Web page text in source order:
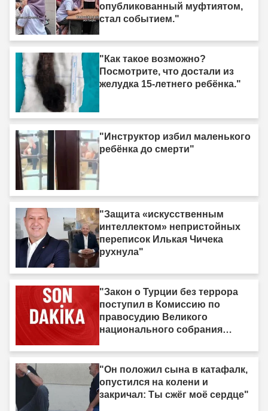
опубликованный муфтиятом,
стал событием."
"Как такое возможно?
Посмотрите, что достали из
желудка 15-летнего ребёнка."
"Инструктор избил маленького
ребёнка до смерти"
"Защита «искусственным
интеллектом» непристойных
переписок Илькая Чичека
рухнула"
"Закон о Турции без террора
поступил в Комиссию по
правосудию Великого
национального собрания
"Он положил сына в катафалк,
опустился на колени и
закричал: Ты сжёг моё сердце"